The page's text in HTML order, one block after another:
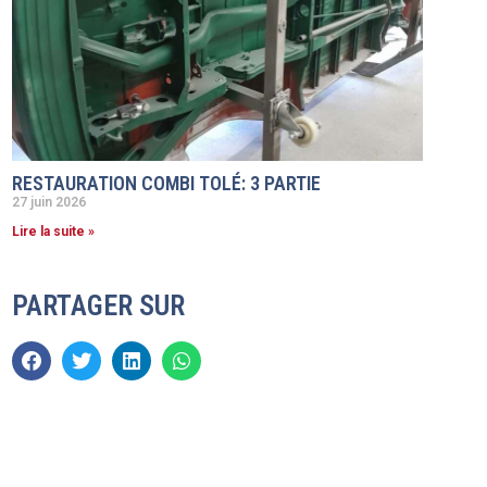
RESTAURATION COMBI TOLÉ: 3 PARTIE
27 juin 2026
Lire la suite »
PARTAGER SUR